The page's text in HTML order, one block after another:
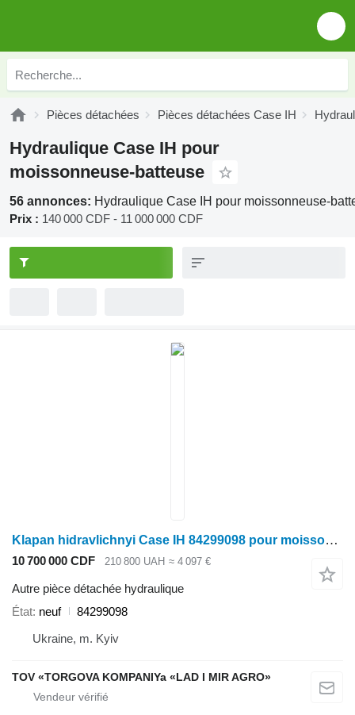
Pièces détachées Pièces détachées Case IH
Hydraulique Case IH pour
moissonneuse-batteuse
56 annonces: Hydraulique Case IH pour moissonneuse-
Prix : 140 000 CDF - 11 000 000 CDF
Klapan hidravlichnyi Case IH 84299098 pour moissonneuse-batteuse Case IH 84299098
10 700 000 CDF 210 800 UAH ≈ 4 097 €
Autre pièce détachée hydraulique
État neuf
84299098
Ukraine, m. Kyiv
TOV «TORGOVA KOMPANIYa «LAD I MIR AGRO»